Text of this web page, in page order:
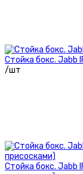
Стойка бокс. Jabb
/шт
Стойка бокс. Jabb